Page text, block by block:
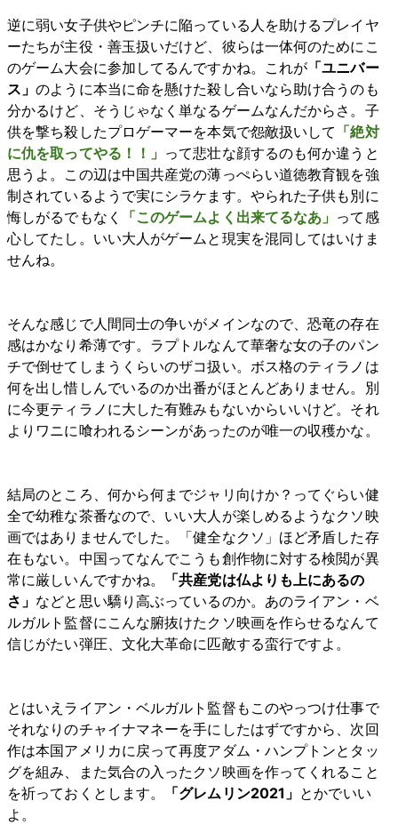
逆に弱い女子供やピンチに陥っている人を助けるプレイヤ
ーたちが主役・善玉扱いだけど、彼らは一体何のためにこ
のゲーム大会に参加してるんですかね。これが 「ユニバー
ス」のように本当に命を懸けた殺し合いなら助け合うのも
分かるけど、そうじゃなく単なるゲームなんだからさ。子
供を撃ち殺したプロゲーマーを本気で怨敵扱いして 「絶対
に仇を取ってやる！！」 って悲壮な顔するのも何か違うと
思うよ。この辺は中国共産党の薄っぺらい道徳教育観を強
制されているようで実にシラケます。やられた子供も別に
悔しがるでもなく
「このゲームよく出来てるなあ」 って感
心してたし。いい大人がゲームと現実を混同してはいけま
せんね。
そんな感じで人間同士の争いがメインなので、恐竜の存在
感はかなり希薄です。ラプトルなんて華奢な女の子のパン
チで倒せてしまうくらいのザコ扱い。ボス格のティラノは
何を出し惜しんでいるのか出番がほとんどありません。別
に今更ティラノに大した有難みもないからいいけど。それ
よりワニに喰われるシーンがあったのが唯一の収穫かな。
結局のところ、何から何までジャリ向けか？ってぐらい健
全で幼稚な茶番なので、いい大人が楽しめるようなクソ映
画ではありませんでした。「健全なクソ」ほど矛盾した存
在もない。中国ってなんでこうも創作物に対する検閲が異
常に厳しいんですかね。
「共産党は仏よりも上にあるの
さ」 などと思い驕り高ぶっているのか。あのライアン・ベ
ルガルト監督にこんな腑抜けたクソ映画を作らせるなんて
信じがたい弾圧、文化大革命に匹敵する蛮行ですよ。
とはいえライアン・ベルガルト監督もこのやっつけ仕事で
それなりのチャイナマネーを手にしたはずですから、次回
作は本国アメリカに戻って再度アダム・ハンプトンとタッ
グを組み、また気合の入ったクソ映画を作ってくれること
を祈っておくとします。
「グレムリン2021」 とかでいい
よ。